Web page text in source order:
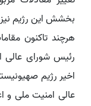
بخشش این رژیم
هرچند تاکنون
رئیس شورای عالی
اخیر رژیم
عالی امنیت ملی و